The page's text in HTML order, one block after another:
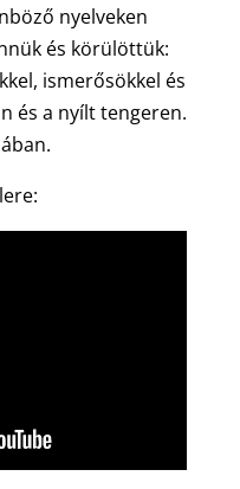
nyelveken
és körülöttük:
ismerősökkel és
és a nyílt tengeren.